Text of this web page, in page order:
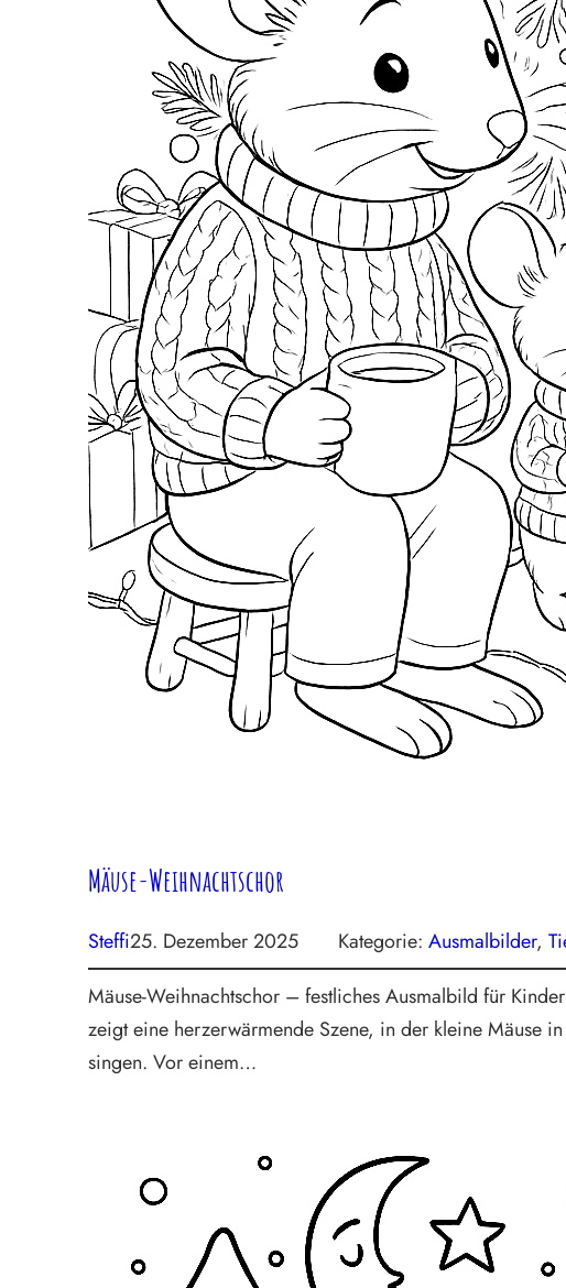
Mäuse-Weihnachtschor
Steffi25. Dezember 2025 Kategorie: Ausmalbilder,
Mäuse-Weihnachtschor – festliches Ausmalbild für
zeigt eine herzerwärmende Szene, in der kleine Mäuse
singen. Vor einem…